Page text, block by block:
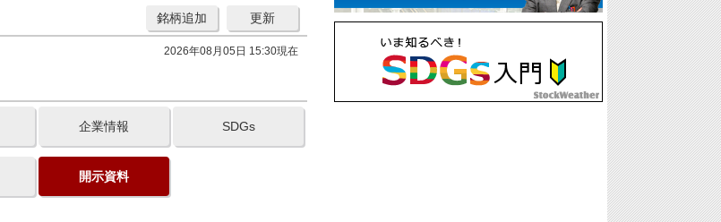
更新
銘柄追加
2026年08月05日 15:30現在
企業情報 SDGs
開示資料